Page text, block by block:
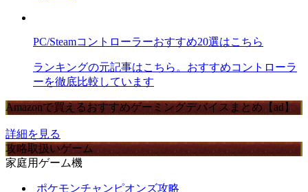
PC/Steamコントローラーおすすめ20選はこちら
ランキングの元記事はこちら。おすすめコントローラ
ーを徹底比較しています
Amazonで買えるおすすめゲーミングデバイスまとめ【ad】
詳細を見る
攻略取扱いゲーム
家庭用ゲーム機
ポケモンチャンピオンズ攻略